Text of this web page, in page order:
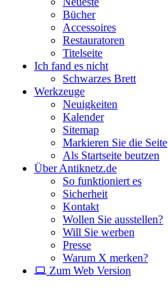
Bücher
Accessoires
Restauratoren
Titelseite
Ich fand es nicht
Schwarzes Brett
Werkzeuge
Neuigkeiten
Kalender
Sitemap
Markieren Sie die Seite
Als Startseite beutzen
Über Antiknetz.de
So funktioniert es
Sicherheit
Kontakt
Wollen Sie ausstellen?
Will Sie werben
Presse
Warum X merken?
Zum Web Version